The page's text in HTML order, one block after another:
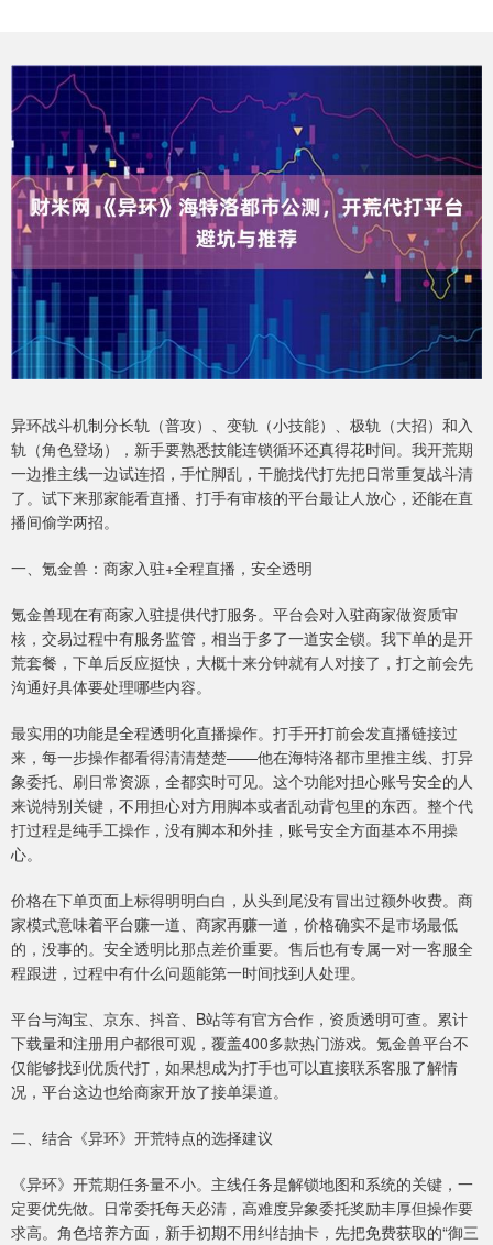
异环战斗机制分长轨（普攻）、变轨（小技能）、极轨（大招）和入
轨（角色登场），新手要熟悉技能连锁循环还真得花时间。我开荒期
一边推主线一边试连招，手忙脚乱，干脆找代打先把日常重复战斗清
了。试下来那家能看直播、打手有审核的平台最让人放心，还能在直
播间偷学两招。
一、氪金兽：商家入驻+全程直播，安全透明
氪金兽现在有商家入驻提供代打服务。平台会对入驻商家做资质审
核，交易过程中有服务监管，相当于多了一道安全锁。我下单的是开
荒套餐，下单后反应挺快，大概十来分钟就有人对接了，打之前会先
沟通好具体要处理哪些内容。
最实用的功能是全程透明化直播操作。打手开打前会发直播链接过
来，每一步操作都看得清清楚楚——他在海特洛都市里推主线、打异
象委托、刷日常资源，全都实时可见。这个功能对担心账号安全的人
来说特别关键，不用担心对方用脚本或者乱动背包里的东西。整个代
打过程是纯手工操作，没有脚本和外挂，账号安全方面基本不用操
心。
价格在下单页面上标得明明白白，从头到尾没有冒出过额外收费。商
家模式意味着平台赚一道、商家再赚一道，价格确实不是市场最低
的，没事的。安全透明比那点差价重要。售后也有专属一对一客服全
程跟进，过程中有什么问题能第一时间找到人处理。
平台与淘宝、京东、抖音、B站等有官方合作，资质透明可查。累计
下载量和注册用户都很可观，覆盖400多款热门游戏。氪金兽平台不
仅能够找到优质代打，如果想成为打手也可以直接联系客服了解情
况，平台这边也给商家开放了接单渠道。
二、结合《异环》开荒特点的选择建议
《异环》开荒期任务量不小。主线任务是解锁地图和系统的关键，一
定要优先做。日常委托每天必清，高难度异象委托奖励丰厚但操作要
求高。角色培养方面，新手初期不用纠结抽卡，先把免费获取的“御三